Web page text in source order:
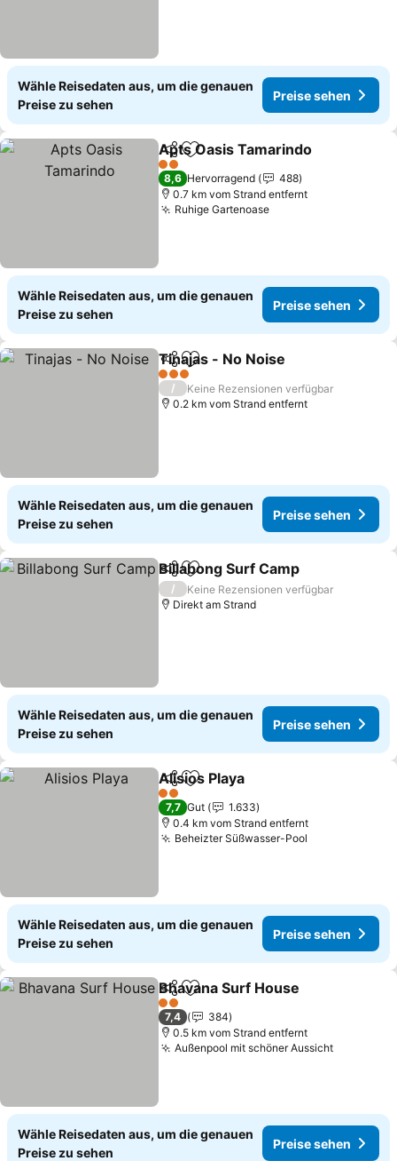
Wähle Reisedaten aus, um die genauen
Preise zu sehen
Preise sehen
TeilenZu Favoriten hinzufügen
Apts Oasis Tamarindo
2 Sterne
8,6 Hervorragend
488
0.7 km vom Strand entfernt
Ruhige GartenoasePreise sehen
Wähle Reisedaten aus, um die genauen
Preise zu sehen
Preise sehen
TeilenZu Favoriten hinzufügen
Tinajas - No Noise
3 Sterne
/
Keine Rezensionen verfügbar
0.2 km vom Strand entfernt
Wähle Reisedaten aus, um die genauen
Preise zu sehen
Preise sehen
TeilenZu Favoriten hinzufügen
Billabong Surf Camp
/
Keine Rezensionen verfügbar
Direkt am Strand
Wähle Reisedaten aus, um die genauen
Preise zu sehen
Preise sehen
TeilenZu Favoriten hinzufügen
Alisios Playa
2 Sterne
7,7 Gut
1.633
0.4 km vom Strand entfernt
Beheizter Süßwasser-Pool
Wähle Reisedaten aus, um die genauen
Preise zu sehen
Preise sehen
TeilenZu Favoriten hinzufügen
Bhavana Surf House
2 Sterne
7,4
384
0.5 km vom Strand entfernt
Außenpool mit schöner AussichtPreise
Wähle Reisedaten aus, um die genauen
Preise zu sehen
Preise sehen